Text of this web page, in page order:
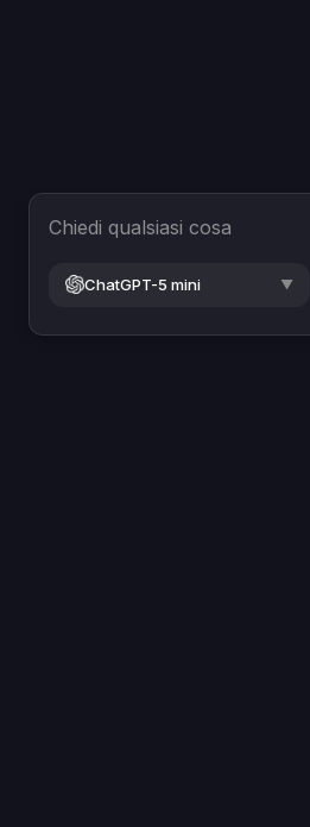
Chiedi qualsiasi cosa
ChatGPT-5 mini ▼